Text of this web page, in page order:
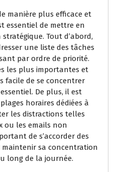
manière plus efficace et
essentiel de mettre en
Tout d’abord,
une liste des tâches
par ordre de priorité.
les plus importantes et
facile de se concentrer
De plus, il est
horaires dédiées à
les distractions telles
ou les emails non
de s’accorder des
maintenir sa concentration
long de la journée.